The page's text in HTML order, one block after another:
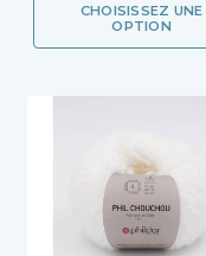
CHOISISSEZ UNE
OPTION